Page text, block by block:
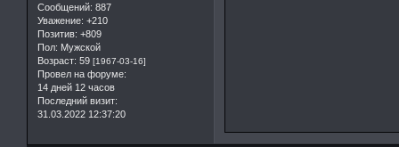
Сообщений: 887
Уважение: +210
Позитив: +809
Пол: Мужской
Возраст: 59 [1967-03-16]
Провел на форуме:
14 дней 12 часов
Последний визит:
31.03.2022 12:37:20